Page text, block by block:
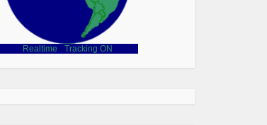
Realtime - Tracking ON